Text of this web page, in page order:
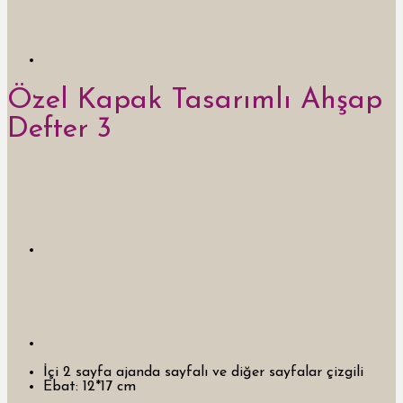
Özel Kapak Tasarımlı Ahşap
Defter 3
İçi 2 sayfa ajanda sayfalı ve diğer sayfalar çizgili
Ebat: 12*17 cm